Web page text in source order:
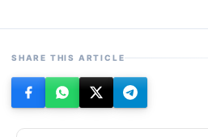
SHARE THIS ARTICLE